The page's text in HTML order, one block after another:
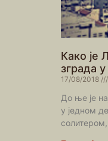
Како је
зграда
17/08/2018
До ње је
у једном
солитером,